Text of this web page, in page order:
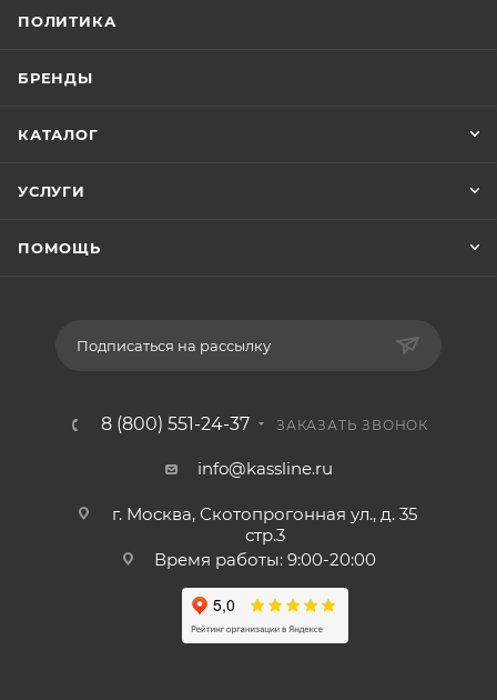
ПОЛИТИКА
БРЕНДЫ
КАТАЛОГ
УСЛУГИ
ПОМОЩЬ
Подписаться на рассылку
8 (800) 551-24-37 ЗАКАЗАТЬ ЗВОНОК
info@kassline.ru
г. Москва, Скотопрогонная ул., д. 35
стр.3
Время работы: 9:00-20:00